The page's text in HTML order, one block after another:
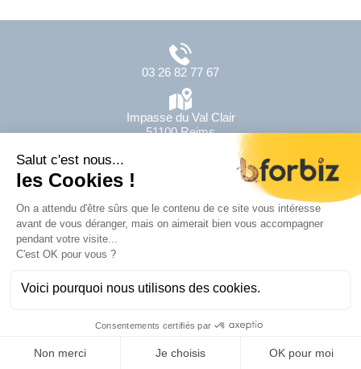
03 26 82 77 67
Impasse du Val Clair
51100 Reims
Lun - Jeu | 8h-12h - 13h-17h